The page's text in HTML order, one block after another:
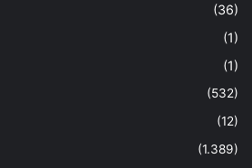
(36)
(1)
(1)
(532)
(12)
(1.389)